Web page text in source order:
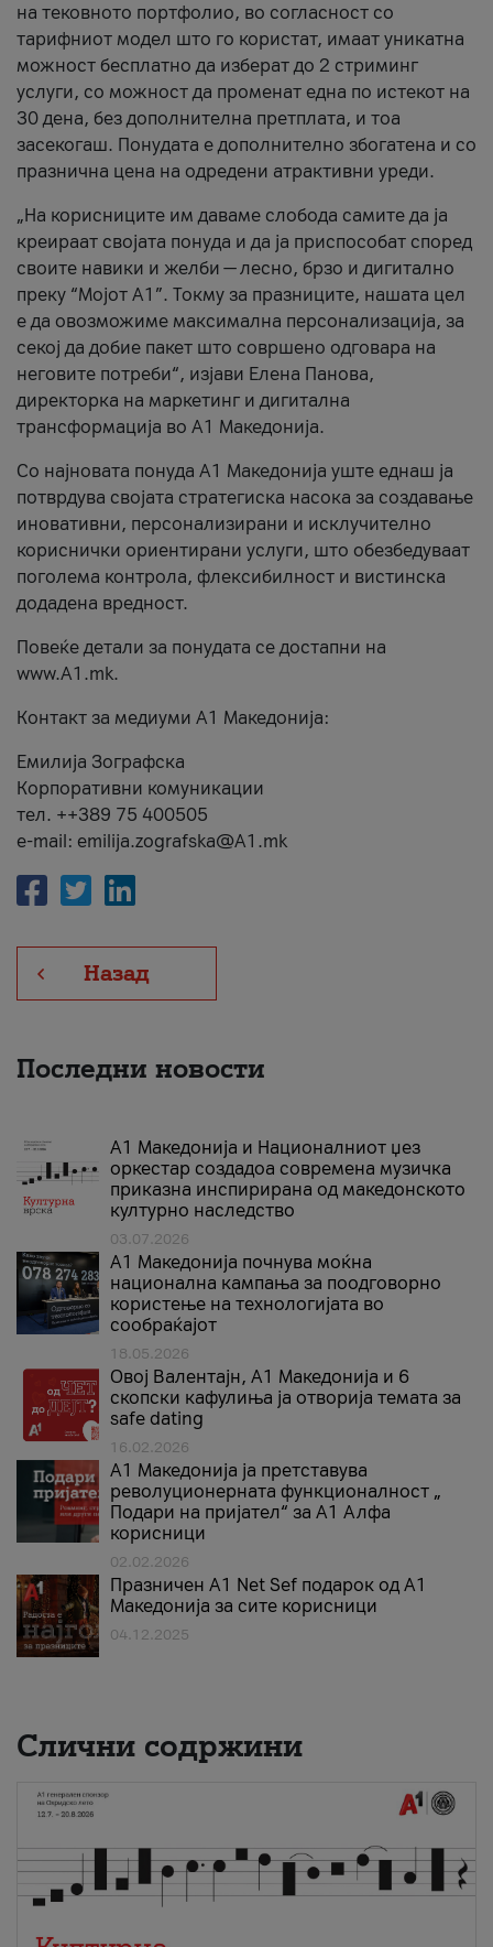
на тековното портфолио, во согласност со
тарифниот модел што го користат, имаат уникатна
можност бесплатно да изберат до 2 стриминг
услуги, со можност да променат една по истекот на
30 дена, без дополнителна претплата, и тоа
засекогаш. Понудата е дополнително збогатена и со
празнична цена на одредени атрактивни уреди.
„На корисниците им даваме слобода самите да ја
креираат својата понуда и да ја приспособат според
своите навики и желби — лесно, брзо и дигитално
преку “Мојот А1”. Токму за празниците, нашата цел
е да овозможиме максимална персонализација, за
секој да добие пакет што совршено одговара на
неговите потреби“, изјави Елена Панова,
директорка на маркетинг и дигитална
трансформација во А1 Македонија.
Со најновата понуда А1 Македонија уште еднаш ја
потврдува својата стратегиска насока за создавање
иновативни, персонализирани и исклучително
кориснички ориентирани услуги, што обезбедуваат
поголема контрола, флексибилност и вистинска
додадена вредност.
Повеќе детали за понудата се достапни на
www.А1.mk.
Контакт за медиуми А1 Македонија:
Емилија Зографска
Корпоративни комуникации
тел. ++389 75 400505
e-mail: emilija.zografska@A1.mk
Назад
Последни новости
А1 Македонија и Националниот џез
оркестар создадоа современа музичка
приказна инспирирана од македонското
културно наследство
03.07.2026
A1 Македонија почнува моќна
национална кампања за поодговорно
користење на технологијата во
сообраќајот
18.05.2026
Овој Валентајн, A1 Македонија и 6
скопски кафулиња ја отворија темата за
safe dating
16.02.2026
А1 Македонија ја претставува
револуционерната функционалност „
Подари на пријател“ за А1 Алфа
корисници
02.02.2026
Празничен A1 Net Sеf подарок од А1
Македонија за сите корисници
04.12.2025
Слични содржини